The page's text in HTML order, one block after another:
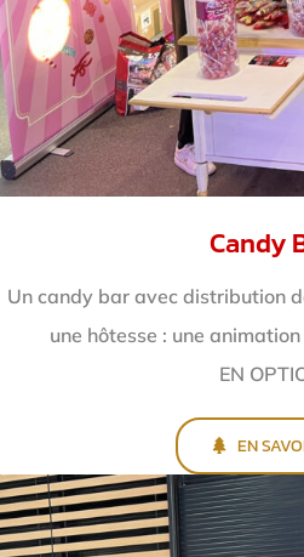
Candy
Un candy bar avec distribution
une hôtesse : une
EN
EN